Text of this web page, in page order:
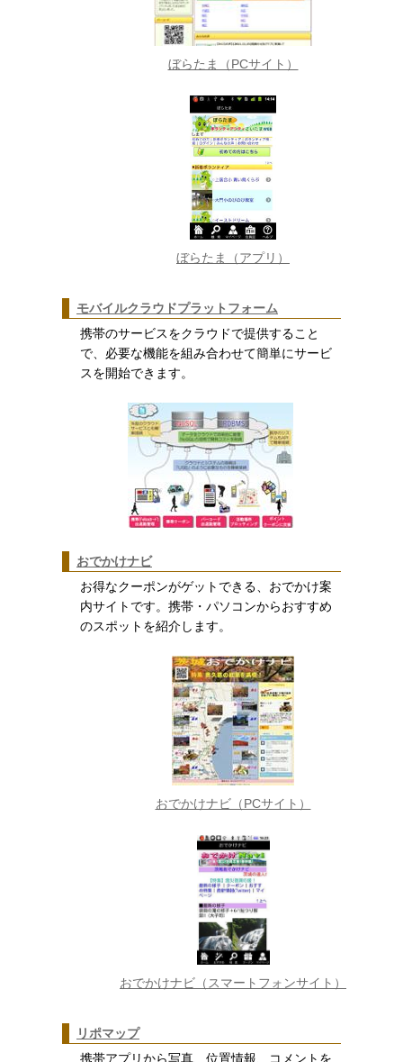
ぼらたま（PCサイト）
ぼらたま（アプリ）
モバイルクラウドプラットフォーム
携帯のサービスをクラウドで提供すること
で、必要な機能を組み合わせて簡単にサービ
スを開始できます。
おでかけナビ
お得なクーポンがゲットできる、おでかけ案
内サイトです。携帯・パソコンからおすすめ
のスポットを紹介します。
おでかけナビ（PCサイト）
おでかけナビ（スマートフォンサイト）
リポマップ
携帯アプリから写真、位置情報、コメントを